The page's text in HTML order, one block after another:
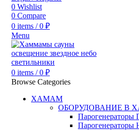
0 Wishlist
0 Compare
0 items / 0 ₽
Menu
0 items / 0 ₽
Browse Categories
ХАМАМ
ОБОРУДОВАНИЕ В
Парогенераторы